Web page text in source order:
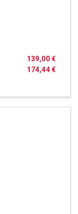
174,44 €
139,00 €